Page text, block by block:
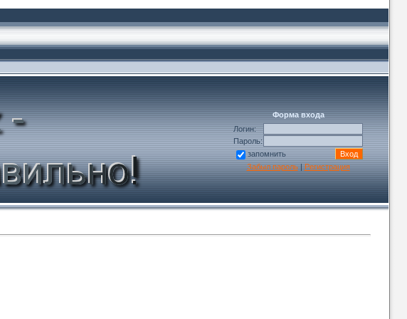
Форма входа
Логин:
Пароль:
запомнить
Забыл пароль|Регистрация